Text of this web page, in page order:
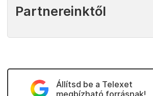
Partnereinktől
Állítsd be a Telexet
megbízható forrásnak!